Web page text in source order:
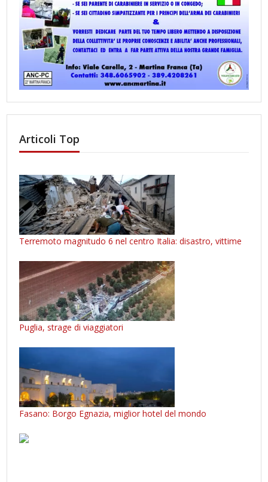
Articoli Top
Terremoto magnitudo 6 nel centro Italia: disastro, vittime
Puglia, strage di viaggiatori
Fasano: Borgo Egnazia, miglior hotel del mondo